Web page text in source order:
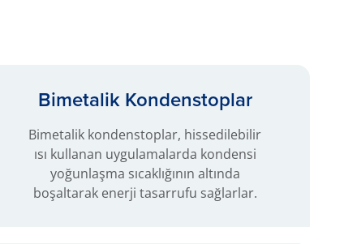
Bimetalik Kondenstoplar
Bimetalik kondenstoplar, hissedilebilir
ısı kullanan uygulamalarda kondensi
yoğunlaşma sıcaklığının altında
boşaltarak enerji tasarrufu sağlarlar.